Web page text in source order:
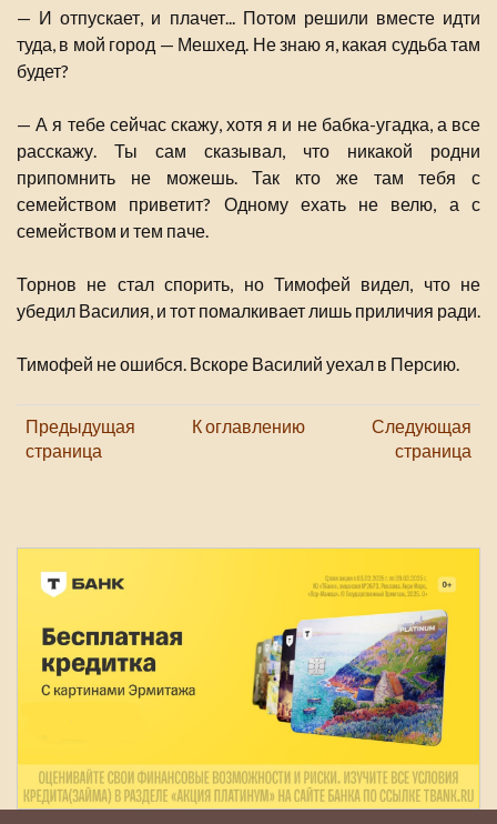
— И отпускает, и плачет... Потом решили вместе идти
туда, в мой город — Мешхед. Не знаю я, какая судьба там
будет?
— А я тебе сейчас скажу, хотя я и не бабка-угадка, а все
расскажу. Ты сам сказывал, что никакой родни
припомнить не можешь. Так кто же там тебя с
семейством приветит? Одному ехать не велю, а с
семейством и тем паче.
Торнов не стал спорить, но Тимофей видел, что не
убедил Василия, и тот помалкивает лишь приличия ради.
Тимофей не ошибся. Вскоре Василий уехал в Персию.
Предыдущая
страница
К оглавлению
Следующая
страница